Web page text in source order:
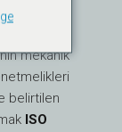
klinik
mekanik
belirtilen
ISO